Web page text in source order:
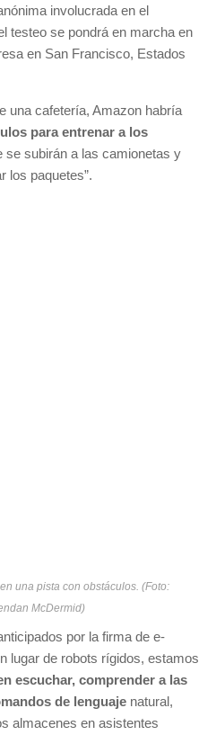
involucrada en el
testeo se pondrá en marcha en
en San Francisco, Estados
una cafetería, Amazon habría
para entrenar a los
se subirán a las camionetas y
los paquetes”.
una pista con obstáculos. (Foto:
McDermid)
por la firma de e-
lugar de robots rígidos, estamos
escuchar, comprender a las
de lenguaje natural,
almacenes en asistentes